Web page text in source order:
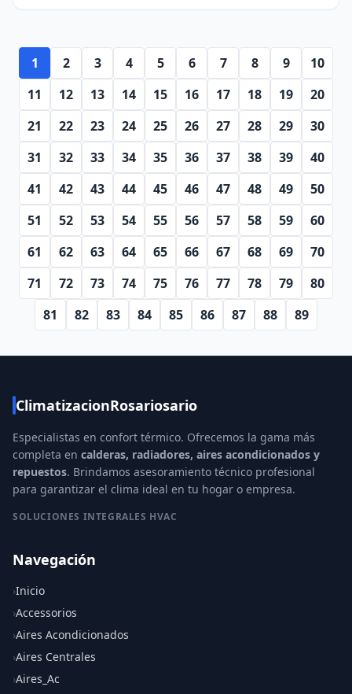
1 2 3 4 5 6 7 8 9
10
11
12 13 14 15 16 17 18 19
20
21
22 23 24 25 26 27 28 29
30
31
32 33 34 35 36 37 38 39
40
41
42 43 44 45 46 47 48 49
50
51
52 53 54 55 56 57 58 59
60
61
62 63 64 65 66 67 68 69
70
71
72 73 74 75 76 77 78 79
80
81
82 83 84 85 86 87 88 89
ClimatizacionRosariosario
Especialistas en confort térmico. Ofrecemos la gama más
completa en calderas, radiadores, aires acondicionados y
repuestos. Brindamos asesoramiento técnico profesional
para garantizar el clima ideal en tu hogar o empresa.
SOLUCIONES INTEGRALES HVAC
Navegación
›Inicio
›Accessorios
›Aires Acondicionados
›Aires Centrales
›Aires_Ac